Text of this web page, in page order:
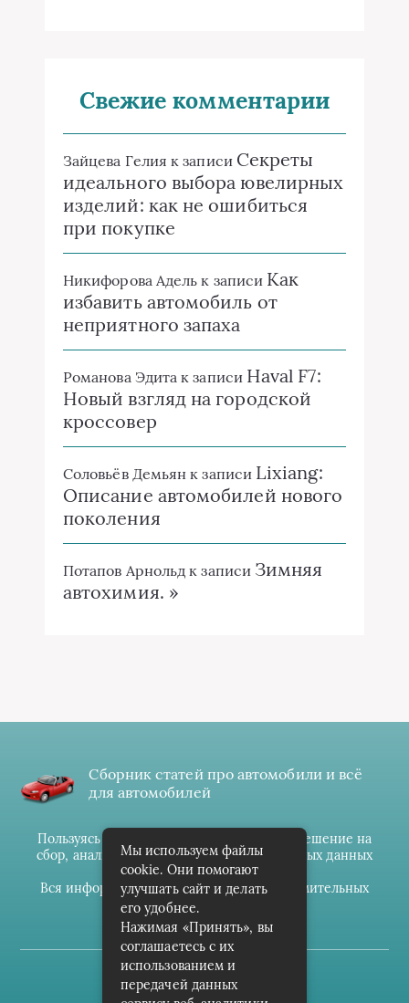
Свежие комментарии
Зайцева Гелия к записи Секреты
идеального выбора ювелирных
изделий: как не ошибиться
при покупке
Никифорова Адель к записи Как
избавить автомобиль от
неприятного запаха
Романова Эдита к записи Haval F7:
Новый взгляд на городской
кроссовер
Соловьёв Демьян к записи Lixiang:
Описание автомобилей нового
поколения
Потапов Арнольд к записи Зимняя
автохимия. »
Сборник статей про автомобили и всё
для автомобилей
Пользуясь данным ресурсом вы даёте разрешение на
сбор, анализ и хранение своих персональных данных
согласноПравилам
Вся информация предоставлена в ознакомительных
целях.
(c) cpark-avto.ru
Мы используем файлы
cookie. Они помогают
улучшать сайт и делать
его удобнее.
Нажимая «Принять», вы
соглашаетесь с их
использованием и
передачей данных